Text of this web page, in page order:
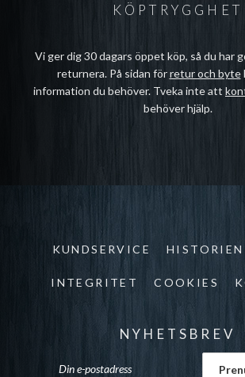
KÖPTRYGGHET
Vi ger dig 30 dagars öppet köp, så du har
returnera. På sidan förretur och byte
information du behöver. Tveka inte att
behöver hjälp.
KUNDSERVICE HISTORIEN
INTEGRITET COOKIES
NYHETSBREV